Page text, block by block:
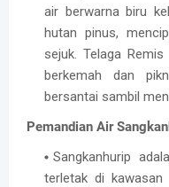
air berwarna biru
hutan pinus,
sejuk. Telaga
berkemah dan
bersantai sambil
Pemandian Air
Sangkanhurip
terletak di kawasan